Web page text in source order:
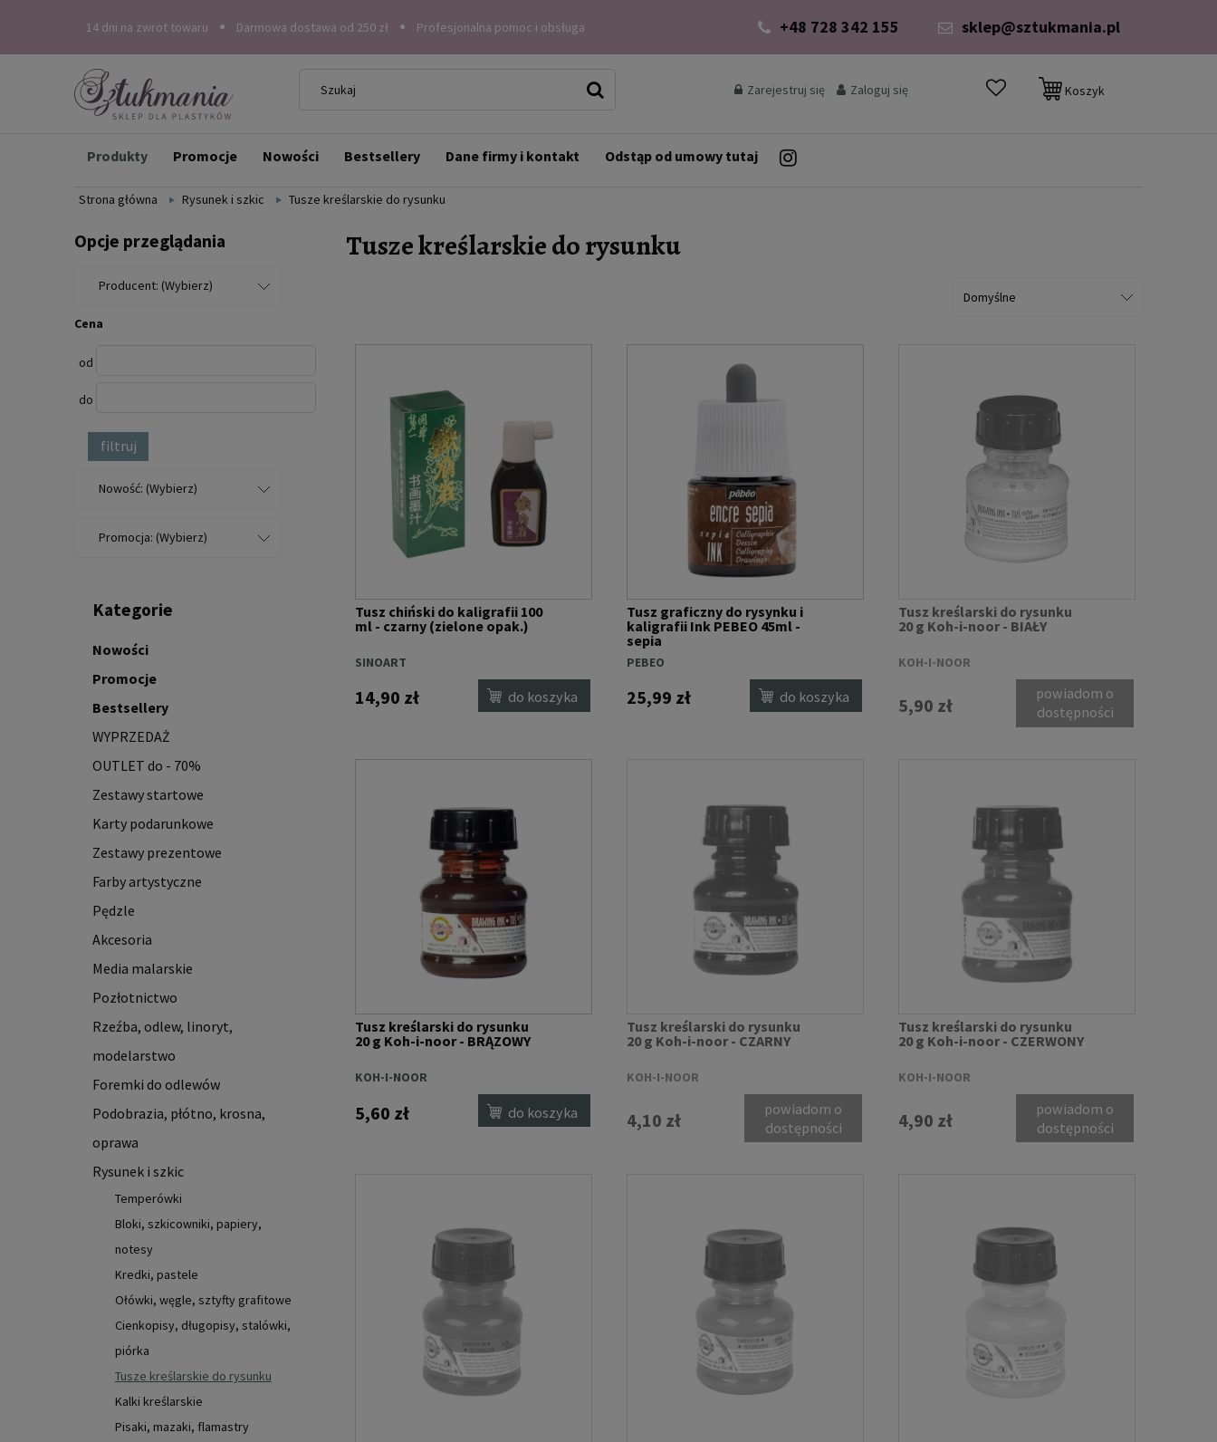
14 dni na zwrot towaru Darmowa dostawa od 250 zł Profesjonalna pomoc i obsługa +48 728 342 155 sklep@sztukmania.pl
Zarejestruj się Zaloguj się Koszyk
Produkty Promocje Nowości Bestsellery Dane firmy i kontakt Odstąp od umowy tutaj
Strona główna Rysunek i szkic Tusze kreślarskie do rysunku
Opcje przeglądania
Producent: (Wybierz)
Cena
od
do
filtruj
Nowość: (Wybierz)
Promocja: (Wybierz)
Kategorie
Nowości
Promocje
Bestsellery
WYPRZEDAŻ
OUTLET do - 70%
Zestawy startowe
Karty podarunkowe
Zestawy prezentowe
Farby artystyczne
Pędzle
Akcesoria
Media malarskie
Pozłotnictwo
Rzeźba, odlew, linoryt,
modelarstwo
Foremki do odlewów
Podobrazia, płótno, krosna,
oprawa
Rysunek i szkic
Temperówki
Bloki, szkicowniki, papiery,
notesy
Kredki, pastele
Ołówki, węgle, sztyfty grafitowe
Cienkopisy, długopisy, stalówki,
piórka
Tusze kreślarskie do rysunku
Kalki kreślarskie
Pisaki, mazaki, flamastry
Tusze kreślarskie do rysunku
Tusz chiński do kaligrafii 100
ml - czarny (zielone opak.)
SINOART
14,90 zł do koszyka
Tusz graficzny do rysynku i
kaligrafii Ink PEBEO 45ml -
sepia
PEBEO
25,99 zł do koszyka
Tusz kreślarski do rysunku
20 g Koh-i-noor - BIAŁY
KOH-I-NOOR
5,90 zł
powiadom o
dostępności
Tusz kreślarski do rysunku
20 g Koh-i-noor - BRĄZOWY
KOH-I-NOOR
5,60 zł do koszyka
Tusz kreślarski do rysunku
20 g Koh-i-noor - CZARNY
KOH-I-NOOR
4,10 zł
powiadom o
dostępności
Tusz kreślarski do rysunku
20 g Koh-i-noor - CZERWONY
KOH-I-NOOR
4,90 zł
powiadom o
dostępności